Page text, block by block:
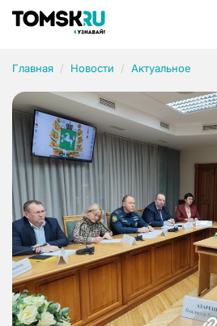
Главная Новости Актуальное